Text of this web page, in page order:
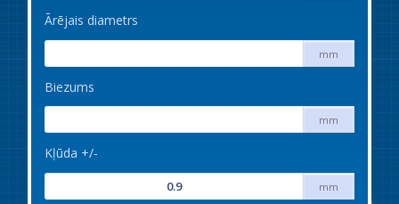
Ārējais diametrs
mm
Biezums
mm
Kļūda +/-
mm